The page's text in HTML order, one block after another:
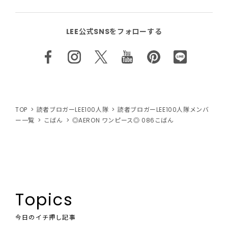
LEE公式SNSをフォローする
TOP 読者ブロガーLEE100人隊
読者ブロガーLEE100人隊メンバ
ー一覧
こばん ◎AERON ワンピース◎ 086こばん
Topics
今日のイチ押し記事